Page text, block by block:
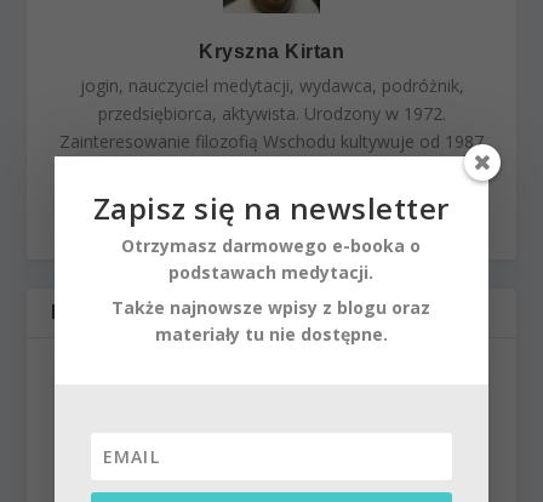
Kryszna Kirtan
jogin, nauczyciel medytacji, wydawca, podróżnik,
przedsiębiorca, aktywista. Urodzony w 1972.
Zainteresowanie filozofią Wschodu kultywuje od 1987
POWIĄZANE POSTY
Zapisz się na newsletter
Otrzymasz darmowego e-booka o
podstawach medytacji.
Także najnowsze wpisy z blogu oraz
materiały tu nie dostępne.